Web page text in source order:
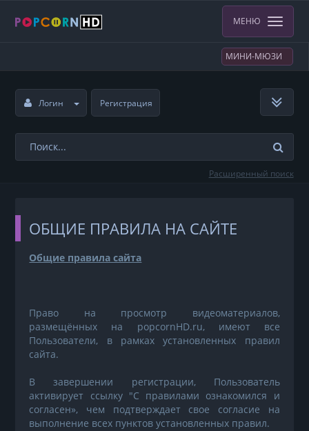
МЕНЮ
МИНИ-МЮЗИ
Логин Регистрация
Расширенный поиск
ОБЩИЕ ПРАВИЛА НА САЙТЕ
Общие правила сайта
Право на просмотр видеоматериалов,
размещённых на popcornHD.ru, имеют все
Пользователи, в рамках установленных правил
сайта.
В завершении регистрации, Пользователь
активирует ссылку "С правилами ознакомился и
согласен», чем подтверждает свое согласие на
выполнение всех пунктов установленных правил.